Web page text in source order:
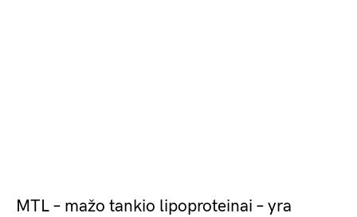
MTL – mažo tankio lipoproteinai – yra